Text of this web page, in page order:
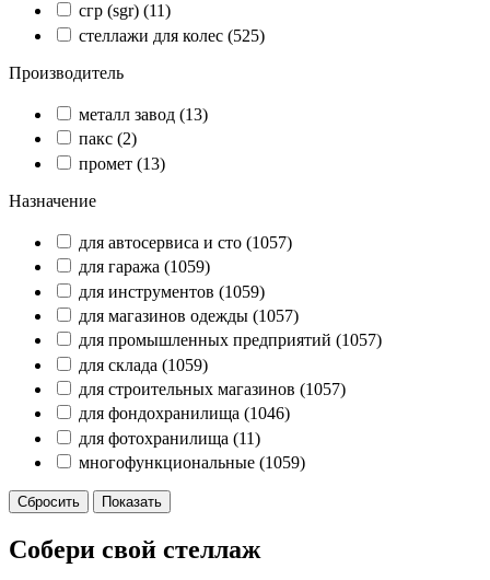
сгр (sgr) (11)
стеллажи для колес (525)
Производитель
металл завод (13)
пакс (2)
промет (13)
Назначение
для автосервиса и сто (1057)
для гаража (1059)
для инструментов (1059)
для магазинов одежды (1057)
для промышленных предприятий (1057)
для склада (1059)
для строительных магазинов (1057)
для фондохранилища (1046)
для фотохранилища (11)
многофункциональные (1059)
Собери свой стеллаж